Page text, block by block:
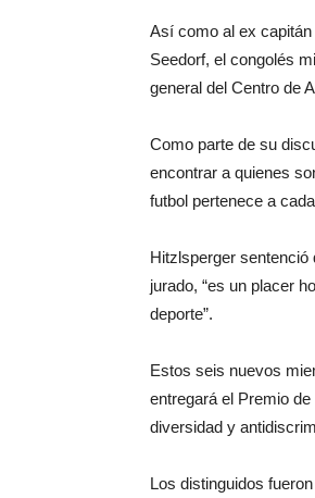
Así como al ex
Seedorf, el congolés
general del Centro de
Como parte de su
encontrar a quienes
futbol pertenece a
Hitzlsperger sentenció
jurado, “es un placer
deporte”.
Estos seis nuevos
entregará el Premio
diversidad y
Los distinguidos